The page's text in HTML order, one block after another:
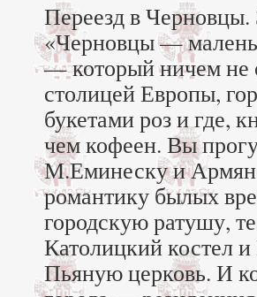
Переезд в
«Черновцы —
— который ничем не
столицей Европы,
букетами роз и где,
чем кофеен. Вы
М.Еминеску и
романтику былых
городскую ратушу,
Католицкий костел
Пьяную церковь. И